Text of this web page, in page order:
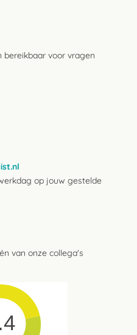
bereikbaar voor vragen
op jouw gestelde
van onze collega's